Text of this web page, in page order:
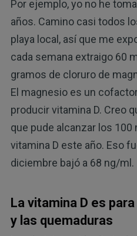
Por ejemplo, yo no he
años. Camino casi todos
playa local, así que me
cada semana extraigo 60
gramos de cloruro de
El magnesio es un
producir vitamina D. Creo
que pude alcanzar los
vitamina D este año. Eso
diciembre bajó a 68 ng/ml.
La vitamina D es
y las quemaduras